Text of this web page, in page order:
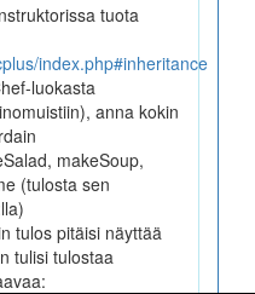
tuota
index.php#inheritance
luokasta
anna kokin
makeSoup,
(tulosta sen
tulos pitäisi näyttää
tulisi tulostaa